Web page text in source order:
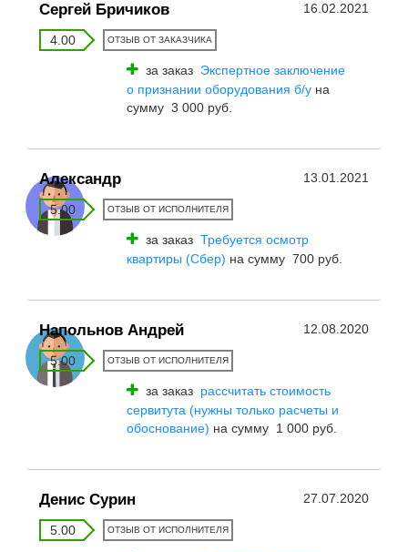
Сергей Бричиков 16.02.2021
4.00 ОТЗЫВ ОТ ЗАКАЗЧИКА
за заказ Экспертное заключение
о признании оборудования б/у на
сумму 3 000 руб.
Александр 13.01.2021
5.00 ОТЗЫВ ОТ ИСПОЛНИТЕЛЯ
за заказ Требуется осмотр
квартиры (Сбер) на сумму 700 руб.
Напольнов Андрей 12.08.2020
5.00 ОТЗЫВ ОТ ИСПОЛНИТЕЛЯ
за заказ рассчитать стоимость
сервитута (нужны только расчеты и
обоснование) на сумму 1 000 руб.
Денис Сурин 27.07.2020
5.00 ОТЗЫВ ОТ ИСПОЛНИТЕЛЯ